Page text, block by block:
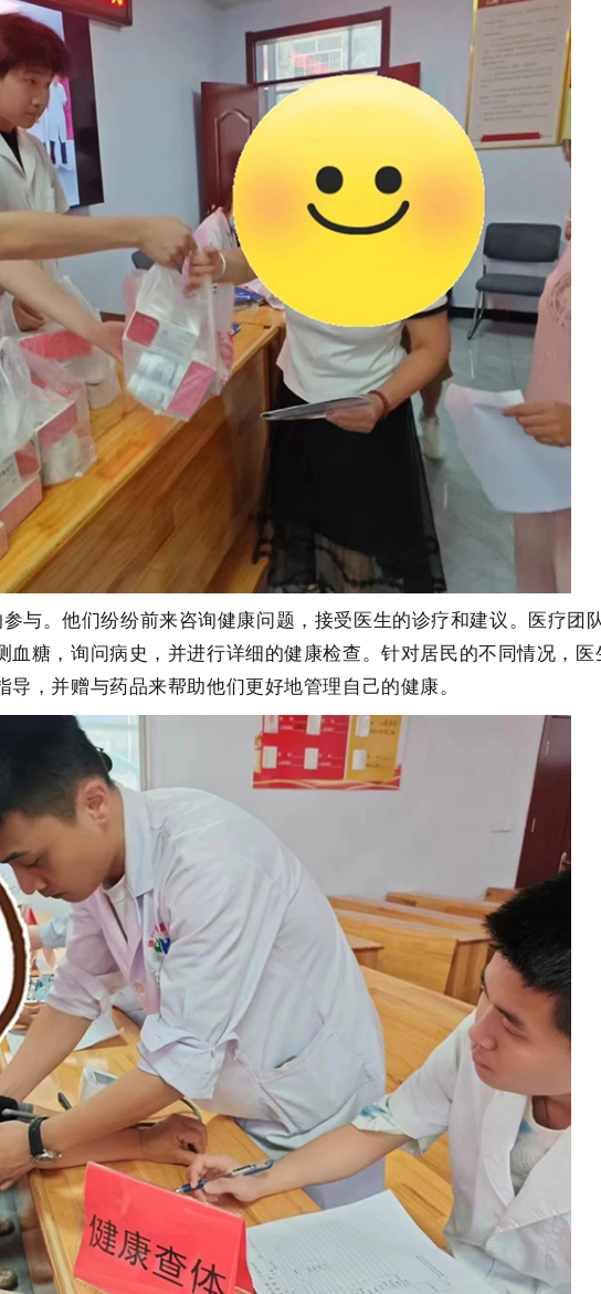
与。他们纷纷前来咨询健康问题，接受医生的诊疗和建议。医疗团
血糖，询问病史，并进行详细的健康检查。针对居民的不同情况，医
，并赠与药品来帮助他们更好地管理自己的健康。